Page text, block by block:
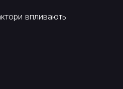
впливають